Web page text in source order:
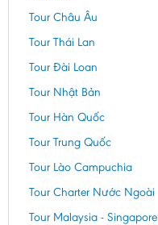
Tour Châu Âu
Tour Thái Lan
Tour Đài Loan
Tour Nhật Bản
Tour Hàn Quốc
Tour Trung Quốc
Tour Lào Campuchia
Tour Charter Nước Ngoài
Tour Malaysia - Singapore